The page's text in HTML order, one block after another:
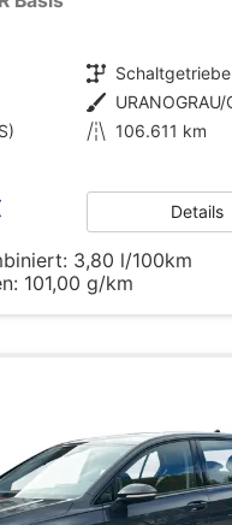
Getriebe Schaltgetriebe
Außenfarbe
Kilometerstand 106.611 km
Details
3,80 l/100km
101,00 g/km